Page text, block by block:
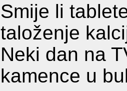
Smije li
taloženje
Neki dan na
kamence u